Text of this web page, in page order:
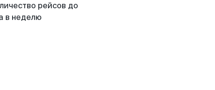
рейсов до
в неделю